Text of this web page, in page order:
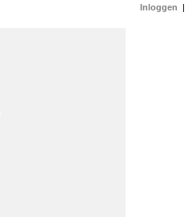
Inloggen |